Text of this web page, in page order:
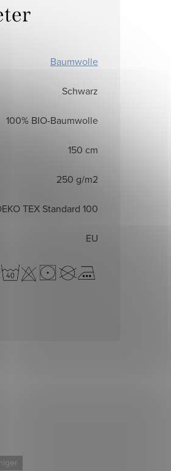
Baumwolle
Schwarz
100% BIO-Baumwolle
150 cm
250 g/m2
TEX Standard 100
EU